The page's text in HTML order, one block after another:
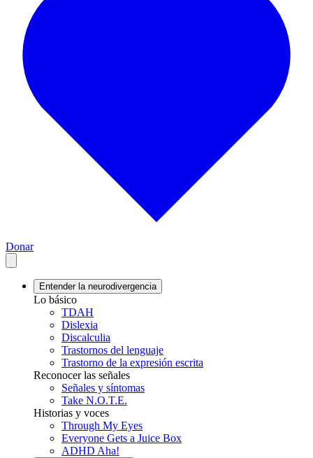
Donar
Entender la neurodivergencia
Lo básico
TDAH
Dislexia
Discalculia
Trastornos del lenguaje
Trastorno de la expresión escrita
Reconocer las señales
Señales y síntomas
Take N.O.T.E.
Historias y voces
Through My Eyes
Everyone Gets a Juice Box
ADHD Aha!